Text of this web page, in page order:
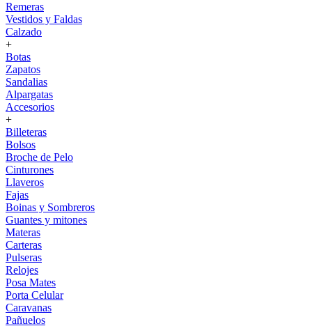
Remeras
Vestidos y Faldas
Calzado
+
Botas
Zapatos
Sandalias
Alpargatas
Accesorios
+
Billeteras
Bolsos
Broche de Pelo
Cinturones
Llaveros
Fajas
Boinas y Sombreros
Guantes y mitones
Materas
Carteras
Pulseras
Relojes
Posa Mates
Porta Celular
Caravanas
Pañuelos